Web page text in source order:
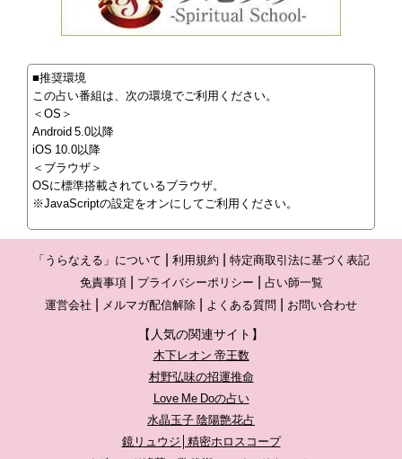
■推奨環境
この占い番組は、次の環境でご利用ください。
＜OS＞
Android 5.0以降
iOS 10.0以降
＜ブラウザ＞
OSに標準搭載されているブラウザ。
※JavaScriptの設定をオンにしてご利用ください。
「うらなえる」について 利用規約
特定商取引法に基づく表記
免責事項
プライバシーポリシー
占い師一覧
運営会社
メルマガ配信解除 よくある質問 お問い合わせ
【人気の関連サイト】
木下レオン 帝王数
村野弘味の招運推命
Love Me Doの占い
水晶玉子 陰陽艶花占
鏡リュウジ│精密ホロスコープ